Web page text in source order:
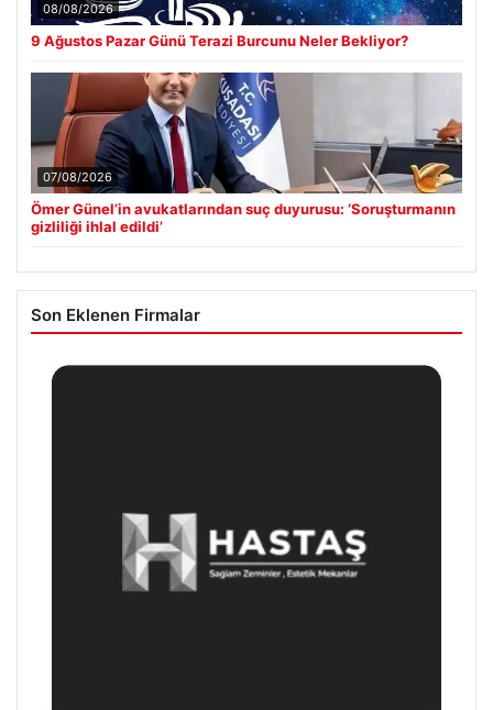
08/08/2026
9 Ağustos Pazar Günü Terazi Burcunu Neler Bekliyor?
07/08/2026
Ömer Günel’in avukatlarından suç duyurusu: ‘Soruşturmanın
gizliliği ihlal edildi’
Son Eklenen Firmalar